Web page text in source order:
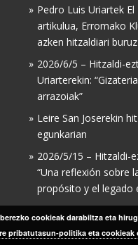
Pedro Luis Uriartek
artikulua, Erromako
azken hitzaldiari buruz
2026/6/5 – Hitzaldi-
Uriarterekin:
arrazoiak”
Leire San Joserekin
egunkarian
2026/5/15 – Hitzaldi-
“Una reflexión sobre
propósito y el legado
cookieak darabiltza eta
pribatutasun-politika eta